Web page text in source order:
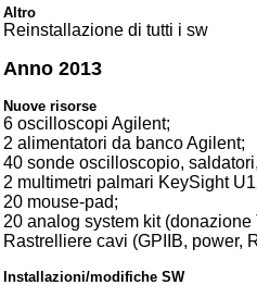
Altro
Reinstallazione di tutti i sw
Anno 2013
Nuove risorse
6 oscilloscopi Agilent;
2 alimentatori da banco Agilent;
40 sonde oscilloscopio,
2 multimetri palmari KeySight
20 mouse-pad;
20 analog system kit (donazione
Rastrelliere cavi (GPIIB, power,
Installazioni/modifiche SW